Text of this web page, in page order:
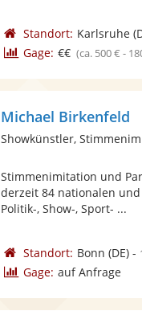
Standort: Karlsruhe
Gage: €€ (ca. 500 € -
Michael Birkenfeld
Showkünstler,
Stimmenimitation und
derzeit 84 nationalen
Politik-, Show-, Sport- ...
Standort: Bonn (DE)-
Gage: auf Anfrage